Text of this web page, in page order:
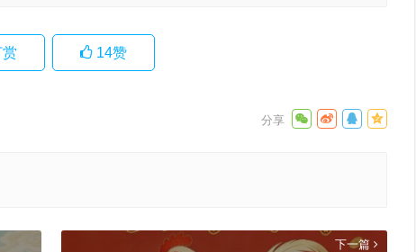
14赞
下一篇